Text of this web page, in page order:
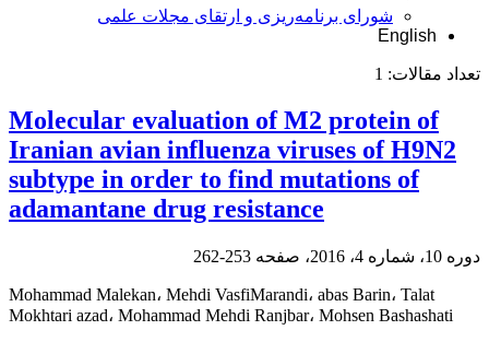
شورای برنامه‌ریزی و ارتقای مجلات علمی
English
تعداد مقالات: 1
Molecular evaluation of M2 protein of
Iranian avian influenza viruses of H9N2
subtype in order to find mutations of
adamantane drug resistance
دوره 10، شماره 4، 2016، صفحه 253-262
Mohammad Malekan، Mehdi VasfiMarandi، abas Barin، Talat
Mokhtari azad، Mohammad Mehdi Ranjbar، Mohsen Bashashati